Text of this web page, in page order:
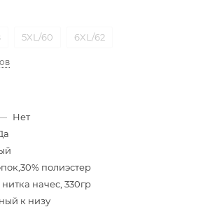
5XL/60 6XL/62
Нет
полиэстер
начес, 330гр
к низу